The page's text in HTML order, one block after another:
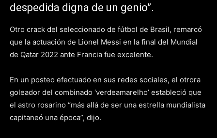
despedida digna de un genio”.
Otro crack del seleccionado de fútbol de Brasil, remarcó
que la actuación de Lionel Messi en la final del Mundial
de Qatar 2022 ante Francia fue excelente.
En un posteo efectuado en sus redes sociales, el otrora
goleador del combinado ‘verdeamarelho’ estableció que
el astro rosarino “más allá de ser una estrella mundialista
capitaneó una época”, dijo.